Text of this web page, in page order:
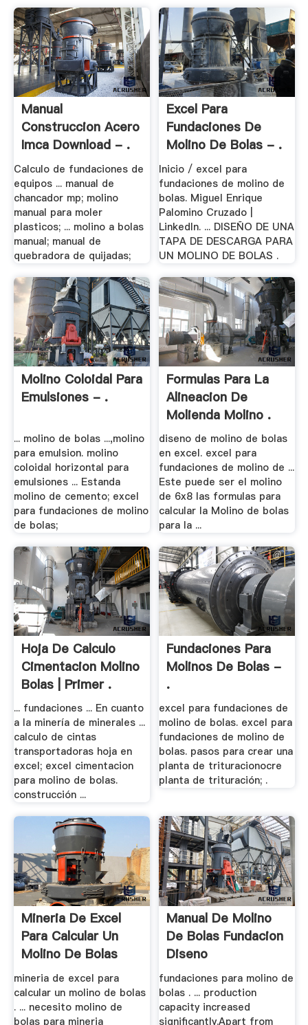
Manual
Construccion Acero
Imca Download - .
Calculo de fundaciones de
equipos ... manual de
chancador mp; molino
manual para moler
plasticos; ... molino a bolas
manual; manual de
quebradora de quijadas;
Excel Para
Fundaciones De
Molino De Bolas - .
Inicio / excel para
fundaciones de molino de
bolas. Miguel Enrique
Palomino Cruzado |
LinkedIn. ... DISEÑO DE UNA
TAPA DE DESCARGA PARA
UN MOLINO DE BOLAS .
Molino Coloidal Para
Emulsiones - .
... molino de bolas ...,molino
para emulsion. molino
coloidal horizontal para
emulsiones ... Estanda
molino de cemento; excel
para fundaciones de molino
de bolas;
Formulas Para La
Alineacion De
Molienda Molino .
diseno de molino de bolas
en excel. excel para
fundaciones de molino de ...
Este puede ser el molino
de 6x8 las formulas para
calcular la Molino de bolas
para la ...
Hoja De Calculo
Cimentacion Molino
Bolas | Primer .
... fundaciones ... En cuanto
a la minería de minerales ...
calculo de cintas
transportadoras hoja en
excel; excel cimentacion
para molino de bolas.
construcción ...
Fundaciones Para
Molinos De Bolas -
.
excel para fundaciones de
molino de bolas. excel para
fundaciones de molino de
bolas. pasos para crear una
planta de trituracionocre
planta de trituración; .
Mineria De Excel
Para Calcular Un
Molino De Bolas
mineria de excel para
calcular un molino de bolas
. ... necesito molino de
bolas para mineria
Manual De Molino
De Bolas Fundacion
Diseno
fundaciones para molino de
bolas . ... production
capacity increased
significantly.Apart from